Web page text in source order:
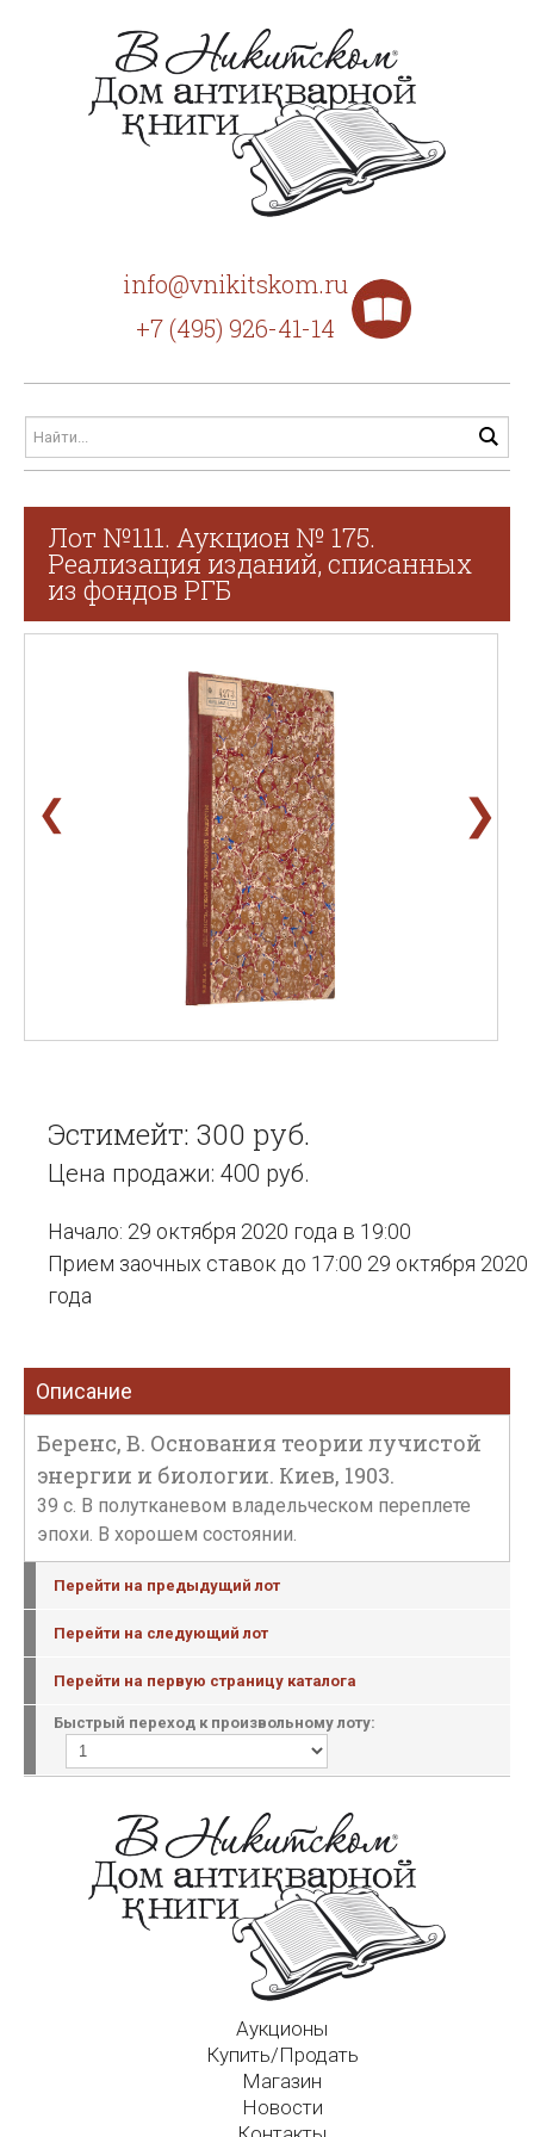
info@vnikitskom.ru
+7 (495) 926-41-14
Лот №111. Аукцион № 175.
Реализация изданий, списанных
из фондов РГБ
❮ ❯
Эстимейт: 300 руб.
Цена продажи: 400 руб.
Начало: 29 октября 2020 года в 19:00
Прием заочных ставок до 17:00 29 октября 2020
года
Описание
Беренс, В. Основания теории лучистой
энергии и биологии. Киев, 1903.
39 с. В полутканевом владельческом переплете
эпохи. В хорошем состоянии.
Перейти на предыдущий лот
Перейти на следующий лот
Перейти на первую страницу каталога
Быстрый переход к произвольному лоту:
Аукционы
Купить/Продать
Магазин
Новости